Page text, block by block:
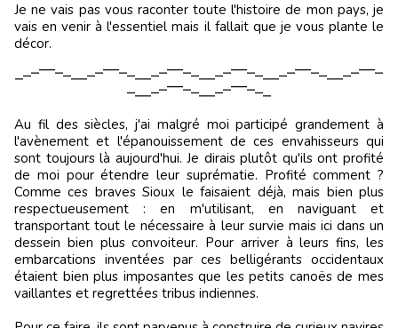
Je ne vais pas vous raconter toute l'histoire de mon pays, je
vais en venir à l'essentiel mais il fallait que je vous plante le
décor.
⎽⎼⎻⎺⎺⎻⎼⎽⎽⎼⎻⎺⎺⎻⎼⎽⎽⎼⎻⎺⎺⎻⎼⎽⎽⎼⎻⎺⎺⎻⎼⎽⎽⎼⎻⎺⎺⎻⎼⎽⎽⎼⎻⎺⎺⎻
⎼⎽⎽⎼⎻⎺⎺⎻⎼⎽⎽⎼⎻⎺⎺⎻⎼⎽
Au fil des siècles, j'ai malgré moi participé grandement à
l'avènement et l'épanouissement de ces envahisseurs qui
sont toujours là aujourd'hui. Je dirais plutôt qu'ils ont profité
de moi pour étendre leur suprématie. Profité comment ?
Comme ces braves Sioux le faisaient déjà, mais bien plus
respectueusement : en m'utilisant, en naviguant et
transportant tout le nécessaire à leur survie mais ici dans un
dessein bien plus convoiteur. Pour arriver à leurs fins, les
embarcations inventées par ces belligérants occidentaux
étaient bien plus imposantes que les petits canoës de mes
vaillantes et regrettées tribus indiennes.